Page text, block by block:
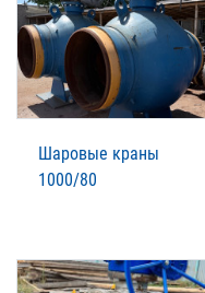
Шаровые краны
1000/80